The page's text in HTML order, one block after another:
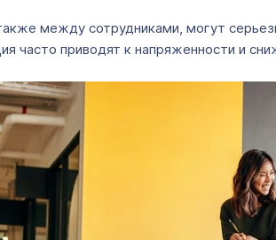
между сотрудниками, могут
часто приводят к напряженности и